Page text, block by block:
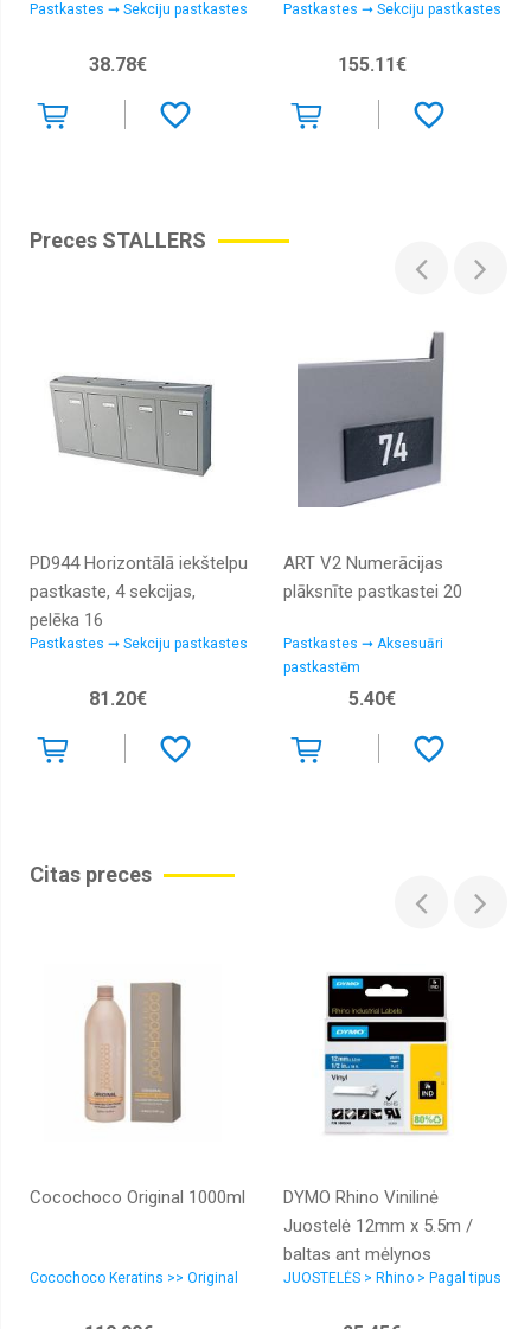
Pastkastes ➞ Sekciju pastkastes
38.78€
Pastkastes ➞ Sekciju pastkastes
155.11€
Preces STALLERS
PD944 Horizontālā iekštelpu
pastkaste, 4 sekcijas,
pelēka 16
Pastkastes ➞ Sekciju pastkastes
81.20€
ART V2 Numerācijas
plāksnīte pastkastei 20
Pastkastes ➞ Aksesuāri
pastkastēm
5.40€
Citas preces
Cocochoco Original 1000ml
Cocochoco Keratins >> Original
DYMO Rhino Vinilinė
Juostelė 12mm x 5.5m /
baltas ant mėlynos
(1805243)
JUOSTELĖS > Rhino > Pagal tipus